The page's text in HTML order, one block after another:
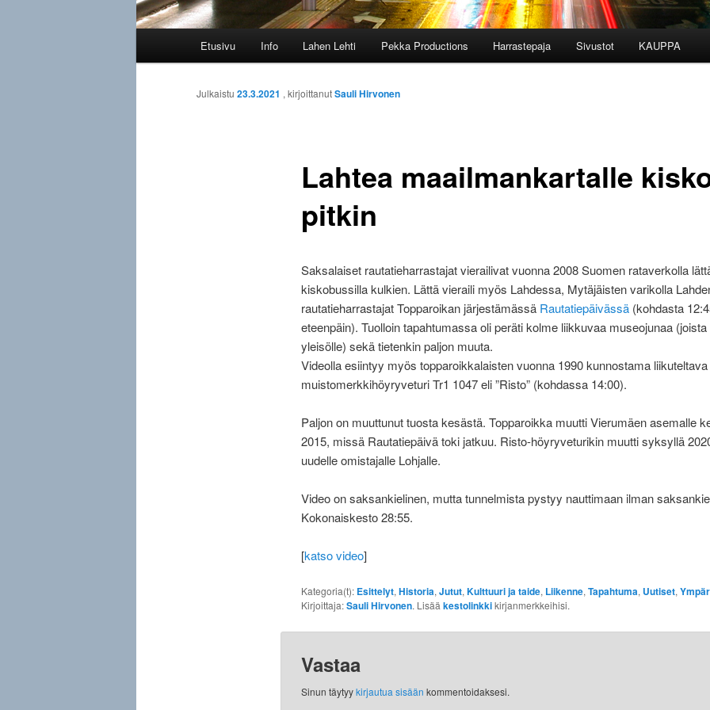
Etusivu Info Lahen Lehti Pekka Productions Harrastepaja Sivustot KAUPPA
Lahtea maailmankartalle
pitkin
Julkaistu 23.3.2021 , kirjoittanutSauli Hirvonen
Saksalaiset rautatieharrastajat vierailivat vuonna 2008 Suomen rataverkolla
kiskobussilla kulkien. Lättä vieraili myös Lahdessa, Mytäjäisten varikolla
rautatieharrastajat Topparoikan järjestämässä Rautatiepäivässä(kohdasta
eteenpäin). Tuolloin tapahtumassa oli peräti kolme liikkuvaa museojunaa
yleisölle) sekä tietenkin paljon muuta.
Videolla esiintyy myös topparoikkalaisten vuonna 1990 kunnostama liikuteltava
muistomerkkihöyryveturi Tr1 1047 eli ”Risto” (kohdassa 14:00).
Paljon on muuttunut tuosta kesästä. Topparoikka muutti Vierumäen asemalle
2015, missä Rautatiepäivä toki jatkuu. Risto-höyryveturikin muutti syksyllä
uudelle omistajalle Lohjalle.
Video on saksankielinen, mutta tunnelmista pystyy nauttimaan ilman
Kokonaiskesto 28:55.
[katso video]
Kategoria(t): Esittelyt, Historia, Jutut, Kulttuuri ja taide, Liikenne, Tapahtuma, Uutiset,
Kirjoittaja:Sauli Hirvonen. Lisää kestolinkkikirjanmerkkeihisi.
Vastaa
Sinun täytyykirjautua sisään kommentoidaksesi.